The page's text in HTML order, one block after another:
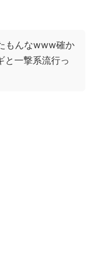
もんなwww確か
一撃系流行っ